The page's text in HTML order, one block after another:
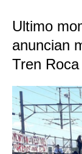
Ultimo
anuncian
Tren